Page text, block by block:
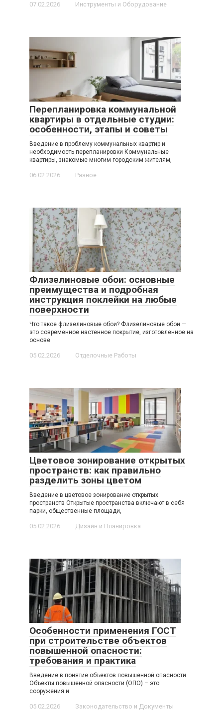
07.02.2026 Инструменты и Оборудование
Перепланировка коммунальной
квартиры в отдельные студии:
особенности, этапы и советы
Введение в проблему коммунальных квартир и
необходимость перепланировки Коммунальные
квартиры, знакомые многим городским жителям,
06.02.2026 Разное
Флизелиновые обои: основные
преимущества и подробная
инструкция поклейки на любые
поверхности
Что такое флизелиновые обои? Флизелиновые обои —
это современное настенное покрытие, изготовленное на
основе
05.02.2026 Отделочные Работы
Цветовое зонирование открытых
пространств: как правильно
разделить зоны цветом
Введение в цветовое зонирование открытых
пространств Открытые пространства включают в себя
парки, общественные площади,
05.02.2026 Дизайн и Планировка
Особенности применения ГОСТ
при строительстве объектов
повышенной опасности:
требования и практика
Введение в понятие объектов повышенной опасности
Объекты повышенной опасности (ОПО) – это
сооружения и
05.02.2026 Законодательство и Документы